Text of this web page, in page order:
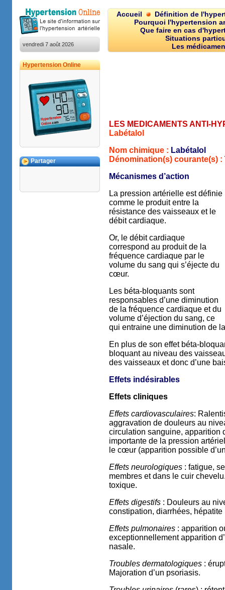
Accueil
Définition de
Pourquoi l'hypertension
Que faire en cas
Situations
Les
vendredi 7 août 2026
Hypertension Online
Partager
LES MEDICAMENTS ANTI-
Labétalol
Nom chimique : Labétalol
Dénomination(s) courante(s) :
Mécanismes d’action
La pression artérielle est définie
comme le produit entre la
résistance des vaisseaux et le
débit cardiaque.
Or, le débit cardiaque
correspond au produit de la
fréquence cardiaque par le
volume du sang qui s’éjecte du
cœur.
Les béta-bloquants sont
responsables d’une diminution
de la fréquence cardiaque et du
volume d’éjection du sang, ce
qui entraine une diminution de
En plus de son effet béta-
bloquant au niveau des
des vaisseaux et donc d’une
Effets indésirables
Effets cliniques
Effets cardiovasculaires:
aggravation de douleurs au
circulation sanguine, apparition
importante de la pression
le cœur (apparition possible
Effets neurologiques : fatigue,
membres et dans le cuir
toxique.
Effets digestifs : Douleurs au
constipation, diarrhées, hépatite
Effets pulmonaires : apparition
exceptionnellement apparition
nasale.
Troubles dermatologiques :
Majoration d’un psoriasis.